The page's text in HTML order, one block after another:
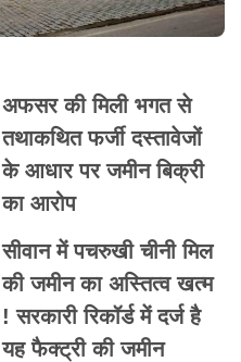
अफसर की मिली भगत से
तथाकथित फर्जी दस्तावेजों
के आधार पर जमीन बिक्री
का आरोप
सीवान में पचरुखी चीनी मिल
की जमीन का अस्तित्व खत्म
! सरकारी रिकॉर्ड में दर्ज है
यह फैक्ट्री की जमीन